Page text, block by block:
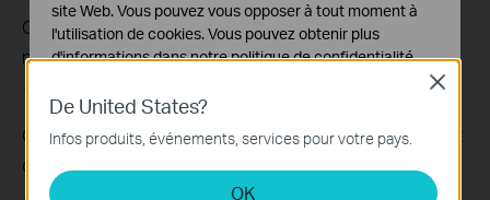
Que puis-je faire si les voyants LED Ethernet du switch
non adminsitrable sont éteints?
Que puis-je faire si mon PC ne fonctionne pas lorsqu'il est
connecté au switch non administrable par câble?
De United States?
Infos produits, événements, services pour votre pays.
OK
Close
site Web. Vous pouvez vous opposer à tout moment à
l'utilisation de cookies. Vous pouvez obtenir plus
d'informations dans notrepolitique de confidentialité.
Ces cookies sont nécessaires au fonctionnement du
site Web et ne peuvent pas être désactivés dans vos